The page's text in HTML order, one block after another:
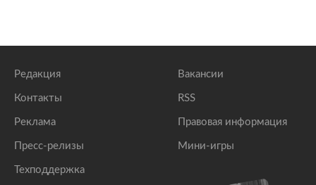
Редакция
Контакты
Реклама
Пресс-релизы
Техподдержка
Вакансии
RSS
Правовая информация
Мини-игры